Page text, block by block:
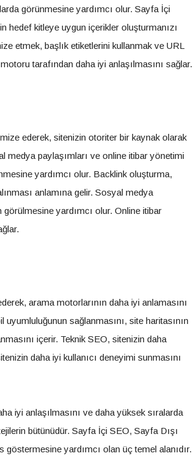
görünmesine yardımcı olur. Sayfa İçi
hedef kitleye uygun içerikler oluşturmanızı
etmek, başlık etiketlerini kullanmak ve URL
tarafından daha iyi anlaşılmasını sağlar.
ederek, sitenizin otoriter bir kaynak olarak
medya paylaşımları ve online itibar yönetimi
yardımcı olur. Backlink oluşturma,
anlamına gelir. Sosyal medya
yardımcı olur. Online itibar
arama motorlarının daha iyi anlamasını
sağlanmasını, site haritasının
içerir. Teknik SEO, sitenizin daha
daha iyi kullanıcı deneyimi sunmasını
iyi anlaşılmasını ve daha yüksek sıralarda
bütünüdür. Sayfa İçi SEO, Sayfa Dışı
yardımcı olan üç temel alanıdır.